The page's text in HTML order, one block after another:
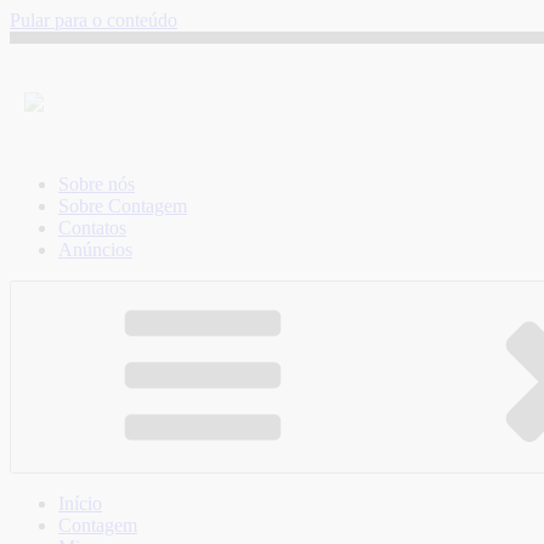
Pular para o conteúdo
Sobre nós
Sobre Contagem
Contatos
Anúncios
Início
Contagem